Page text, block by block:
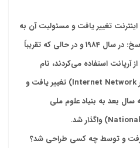
تغییر یافت و مسئولیت آن به
چه سازمانی واگذار شد؟ پاسخ: در سال 1984 و در حالی که تقریباً
از آرپانت استفاده می‌کردند، نام
Internet Network)
تغییر یافت و
سال بعد به بنیاد علوم ملی
واگذار شد.
و توسط چه کسی طراحی شد؟